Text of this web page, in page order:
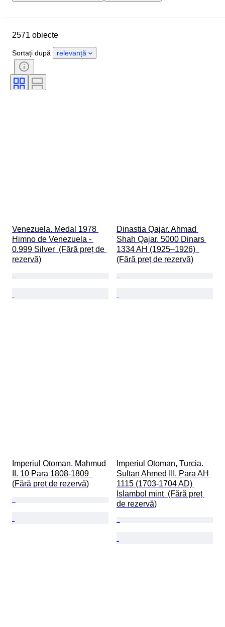
Material
Semnătură
Tipul de monedă
Artist
2571 obiecte
Sortați după relevanță
Venezuela. Medal 1978
Himno de Venezuela -
0.999 Silver  (Fără preț de
rezervă)
Dinastia Qajar. Ahmad
Shah Qajar. 5000 Dinars
1334 AH (1925–1926)
(Fără preț de rezervă)
Imperiul Otoman. Mahmud
II. 10 Para 1808-1809
(Fără preț de rezervă)
Imperiul Otoman, Turcia.
Sultan Ahmed III. Para AH
1115 (1703-1704 AD)
Islambol mint  (Fără preț
de rezervă)